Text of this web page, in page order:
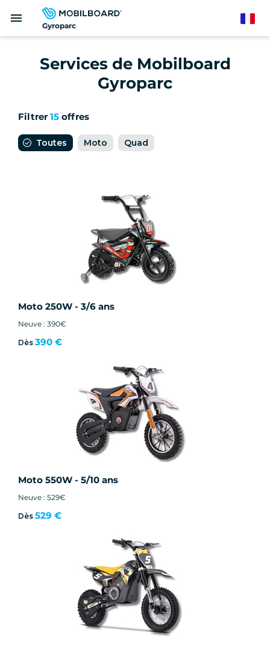
Gyroparc
menu
Services de Mobilboard
Gyroparc
Filtrer15 offres
Toutes Moto Quad
Moto 250W - 3/6 ans
Neuve : 390€
Dès 390 €
Moto 550W - 5/10 ans
Neuve : 529€
Dès 529 €